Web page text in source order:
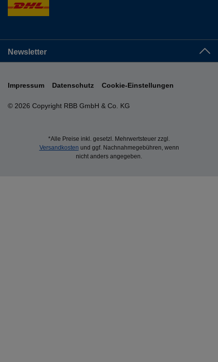
Newsletter
© 2026 Copyright RBB GmbH & Co. KG
Impressum Datenschutz Cookie-Einstellungen
*Alle Preise inkl. gesetzl. Mehrwertsteuer zzgl.
Versandkosten und ggf. Nachnahmegebühren, wenn
nicht anders angegeben.